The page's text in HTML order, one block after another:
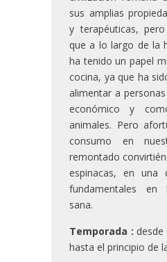
sus amplias
y terapéuticas,
que a lo largo de la
ha tenido un papel
cocina, ya que ha
alimentar a
económico y
animales. Pero
consumo en
remontado
espinacas, en una
fundamentales en
sana.
Temporada :
hasta el principio de